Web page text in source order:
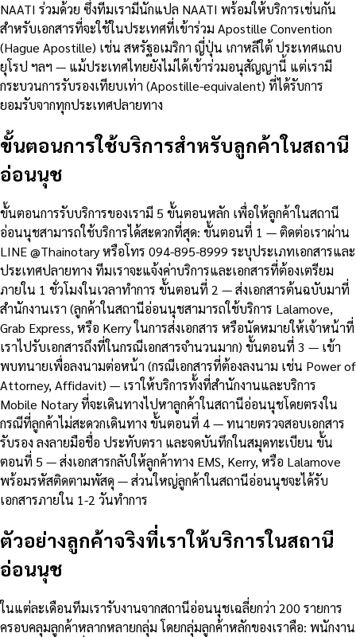
NAATI ร่วมด้วย ซึ่งทีมเรามีนักแปล NAATI พร้อมให้บริการเช่นกัน
สำหรับเอกสารที่จะใช้ในประเทศที่เข้าร่วม Apostille Convention
(Hague Apostille) เช่น สหรัฐอเมริกา ญี่ปุ่น เกาหลีใต้ ประเทศแถบ
ยุโรป ฯลฯ — แม้ประเทศไทยยังไม่ได้เข้าร่วมอนุสัญญานี้ แต่เรามี
กระบวนการรับรองเทียบเท่า (Apostille-equivalent) ที่ได้รับการ
ยอมรับจากทุกประเทศปลายทาง
ขั้นตอนการใช้บริการสำหรับลูกค้าในสถานี
อ่อนนุช
ขั้นตอนการรับบริการของเรามี 5 ขั้นตอนหลัก เพื่อให้ลูกค้าในสถานี
อ่อนนุชสามารถใช้บริการได้สะดวกที่สุด: ขั้นตอนที่ 1 — ติดต่อเราผ่าน
LINE @Thainotary หรือโทร 094-895-8999 ระบุประเภทเอกสารและ
ประเทศปลายทาง ทีมเราจะแจ้งค่าบริการและเอกสารที่ต้องเตรียม
ภายใน 1 ชั่วโมงในเวลาทำการ ขั้นตอนที่ 2 — ส่งเอกสารต้นฉบับมาที่
สำนักงานเรา (ลูกค้าในสถานีอ่อนนุชสามารถใช้บริการ Lalamove,
Grab Express, หรือ Kerry ในการส่งเอกสาร หรือนัดหมายให้เจ้าหน้าที่
เราไปรับเอกสารถึงที่ในกรณีเอกสารจำนวนมาก) ขั้นตอนที่ 3 — เข้า
พบทนายเพื่อลงนามต่อหน้า (กรณีเอกสารที่ต้องลงนาม เช่น Power of
Attorney, Affidavit) — เราให้บริการทั้งที่สำนักงานและบริการ
Mobile Notary ที่จะเดินทางไปหาลูกค้าในสถานีอ่อนนุชโดยตรงใน
กรณีที่ลูกค้าไม่สะดวกเดินทาง ขั้นตอนที่ 4 — ทนายตรวจสอบเอกสาร
รับรอง ลงลายมือชื่อ ประทับตรา และจดบันทึกในสมุดทะเบียน ขั้น
ตอนที่ 5 — ส่งเอกสารกลับให้ลูกค้าทาง EMS, Kerry, หรือ Lalamove
พร้อมรหัสติดตามพัสดุ — ส่วนใหญ่ลูกค้าในสถานีอ่อนนุชจะได้รับ
เอกสารภายใน 1-2 วันทำการ
ตัวอย่างลูกค้าจริงที่เราให้บริการในสถานี
อ่อนนุช
ในแต่ละเดือนทีมเรารับงานจากสถานีอ่อนนุชเฉลี่ยกว่า 200 รายการ
ครอบคลุมลูกค้าหลากหลายกลุ่ม โดยกลุ่มลูกค้าหลักของเราคือ: พนักงาน